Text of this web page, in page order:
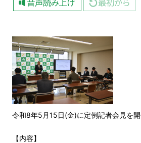
令和8年5月15日(金)に定例記者会見を開
【内容】